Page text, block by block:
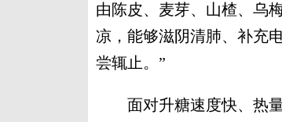
由陈皮、麦芽、山楂、乌
凉，能够滋阴清肺、补充
尝辄止。”
面对升糖速度快、热量